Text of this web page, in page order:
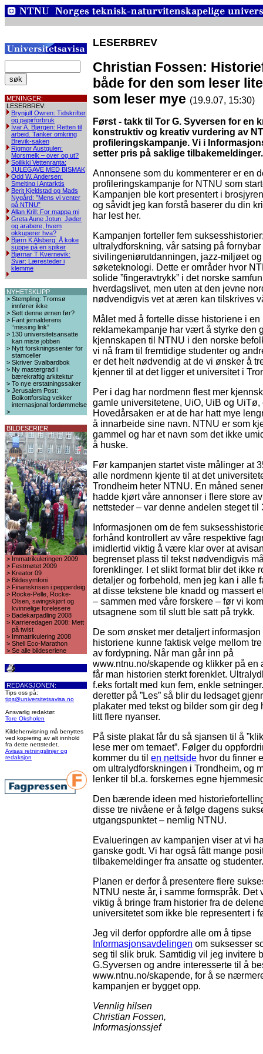
MENINGER:
LESERBREV:
Brynjulf Owren: Tidskrifter
og papirforbruk
Ivar A. Bjørgen: Retten til
arbeid. Tanker omkring
Brevik-saken
Rigmor Austgulen:
Morsmelk – over og ut?
Soilikki Vettenranta:
JULEGAVE MED BISMAK
Odd W. Andersen:
Smelting i Antarktis
Berit Kjeldstad og Mads
Nygård: ”Mens vi venter
på NTNU”
Allan Krill: For mappa mi
Greta Aune Jotun: Jøder
og arabere, hvem
okkuperer hva?
Bjørn K Alsberg: Å koke
suppe på en spiker
Bjørnar T Kvernevik:
Svar: Læresteder i
klemme
NYHETSKLIPP
> Stempling: Tromsø
innfører ikke
> Sett denne ørnen før?
> Fant jernalderens
“missing link”
> 130 universitetsansatte
kan miste jobben
> Nytt forskningssenter for
stamceller
> Skriver Svalbardbok
> Ny mastergrad i
bærekraftig arkitektur
> To nye erstatningssaker
> Jerusalem Post:
Boikottforslag vekker
internasjonal fordømmelse
>
BILDESERIER
> Immatrikuleringen 2009
> Festmøtet 2009
> Kreator 09
> Bildesymfoni
> Finanskrisen i pepperdeig
> Rocke-Pelle, Rocke-
Olsen, swingskjørt og
kvinnelige forelesere
> Badekarpadling 2008
> Karrieredagen 2008: Mett
på twist
> Immatrikulering 2008
> Shell Eco-Marathon
> Se alle bildeseriene
REDAKSJONEN:
Tips oss på:
tips@universitetsavisa.no
Ansvarlig redaktør:
Tore Oksholen
Kildehenvisning må benyttes
ved kopiering av alt innhold
fra dette nettstedet.
Avisas retningslinjer og
redaksjon
LESERBREV
Christian Fossen:
både for den som leser
som leser mye (19.9.07, 15:30)
Først - takk til Tor G. Syversen for en
konstruktiv og kreativ vurdering av
profileringskampanje. Vi i
setter pris på saklige tilbakemeldinger.
Annonsene som du kommenterer er en
profileringskampanje for NTNU som
Kampanjen ble kort presentert i
og såvidt jeg kan forstå baserer du din
har lest her.
Kampanjen forteller fem
ultralydforskning, vår satsing på fornybar
sivilingeniørutdanningen, jazz-miljøet og
søketeknologi. Dette er områder hvor
solide ”fingeravtrykk” i det norske
hverdagslivet, men uten at den jevne
nødvendigvis vet at æren kan tilskrives
Målet med å fortelle disse historiene i en
reklamekampanje har vært å styrke den
kjennskapen til NTNU i den norske
vi nå fram til fremtidige studenter og
er det helt nødvendig at de vi ønsker å
kjenner til at det ligger et universitet i
Per i dag har nordmenn flest mer
gamle universitetene, UiO, UiB og UiTø,
Hovedårsaken er at de har hatt mye
å innarbeide sine navn. NTNU er som
gammel og har et navn som det ikke
å huske.
Før kampanjen startet viste målinger at
alle nordmenn kjente til at det
Trondheim heter NTNU. En måned
hadde kjørt våre annonser i flere store
nettsteder – var denne andelen steget til
Informasjonen om de fem
forhånd kontrollert av våre respektive
imidlertid viktig å være klar over at
begrenset plass til tekst nødvendigvis
forenklinger. I et slikt format blir det ikke
detaljer og forbehold, men jeg kan i alle
at disse tekstene ble knadd og massert
– sammen med våre forskere – før vi
utsagnene som til slutt ble satt på trykk.
De som ønsket mer detaljert
historiene kunne faktisk velge mellom
av fordypning. Når man går inn på
www.ntnu.no/skapende og klikker på en
får man historien sterkt forenklet.
f.eks fortalt med kun fem, enkle
deretter på ”Les” så blir du ledsaget
plakater med tekst og bilder som gir deg
litt flere nyanser.
På siste plakat får du så sjansen til å
lese mer om temaet”. Følger du
kommer du til en nettside hvor du finner
om ultralydforskningen i Trondheim, og
lenker til bl.a. forskernes egne
Den bærende ideen med
disse tre nivåene er å følge dagens
utgangspunktet – nemlig NTNU.
Evalueringen av kampanjen viser at vi
ganske godt. Vi har også fått mange
tilbakemeldinger fra ansatte og studenter.
Planen er derfor å presentere flere
NTNU neste år, i samme formspråk.
viktig å bringe fram historier fra de
universitetet som ikke ble representert i
Jeg vil derfor oppfordre alle om å tipse
Informasjonsavdelingen om suksesser
seg til slik bruk. Samtidig vil jeg invitere
G.Syversen og andre interesserte til å
www.ntnu.no/skapende, for å se
kampanjen er bygget opp.
Vennlig hilsen
Christian Fossen,
Informasjonssjef